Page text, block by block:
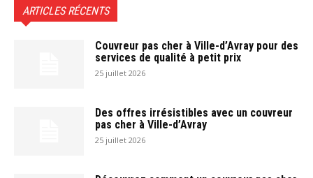
ARTICLES RÉCENTS
Couvreur pas cher à Ville-d’Avray pour des
services de qualité à petit prix
25 juillet 2026
Des offres irrésistibles avec un couvreur
pas cher à Ville-d’Avray
25 juillet 2026